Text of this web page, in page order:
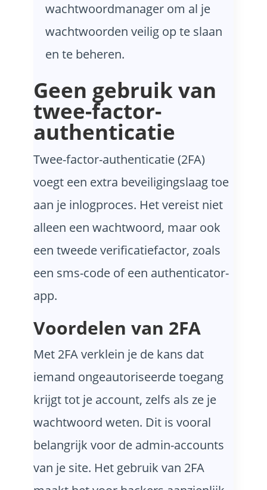
wachtwoordmanager om al je
wachtwoorden veilig op te slaan
en te beheren.
Geen gebruik van
twee-factor-
authenticatie
Twee-factor-authenticatie (2FA)
voegt een extra beveiligingslaag toe
aan je inlogproces. Het vereist niet
alleen een wachtwoord, maar ook
een tweede verificatiefactor, zoals
een sms-code of een authenticator-
app.
Voordelen van 2FA
Met 2FA verklein je de kans dat
iemand ongeautoriseerde toegang
krijgt tot je account, zelfs als ze je
wachtwoord weten. Dit is vooral
belangrijk voor de admin-accounts
van je site. Het gebruik van 2FA